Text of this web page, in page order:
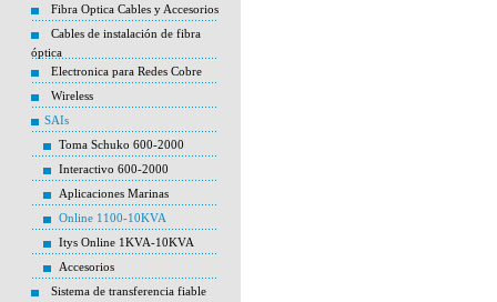
Fibra Optica Cables y Accesorios
Cables de instalación de fibra
óptica
Electronica para Redes Cobre
Wireless
SAIs
Toma Schuko 600-2000
Interactivo 600-2000
Aplicaciones Marinas
Online 1100-10KVA
Itys Online 1KVA-10KVA
Accesorios
Sistema de transferencia fiable